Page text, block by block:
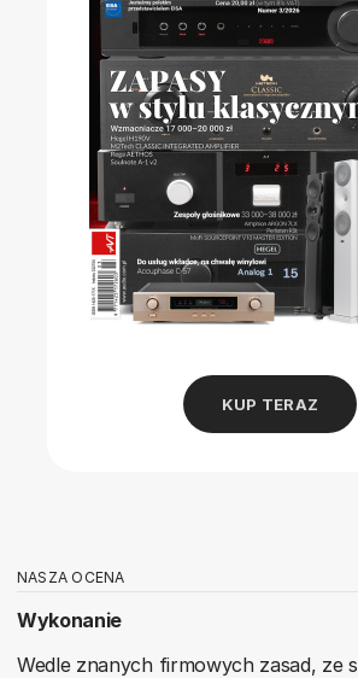
KUP TERAZ
NASZA OCENA
Wykonanie
Wedle znanych firmowych zasad, ze